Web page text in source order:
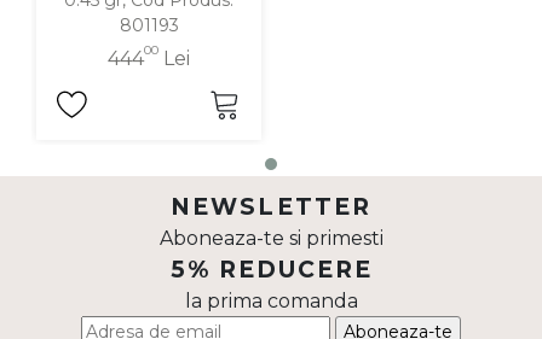
801193
44400 Lei
NEWSLETTER
Aboneaza-te si primesti
5% REDUCERE
la prima comanda
Aboneaza-te